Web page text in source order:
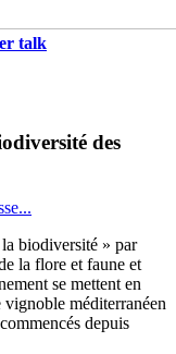
talk
des
biodiversité » par
la flore et faune et
se mettent en
méditerranéen
depuis